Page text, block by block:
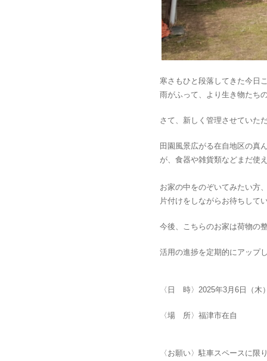
寒さもひと段落してきた今日
雨がふって、より生き物たち
さて、新しく管理させていた
田園風景広がる在自地区の真
が、食器や雑貨類などまだ使
お家の中をのぞいてみたい方
片付けをしながらお待ちして
今後、こちらのお家は荷物の
活用の進捗を定期的にアップ
〈日 時〉2025年3月6日（
〈場 所〉福津市在自
〈お願い〉駐車スペースに